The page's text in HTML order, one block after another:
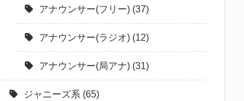
アナウンサー(フリー) (37)
アナウンサー(ラジオ) (12)
アナウンサー(局アナ) (31)
ジャニーズ系 (65)